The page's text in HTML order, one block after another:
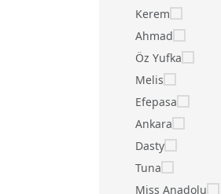
Kerem
Ahmad
Öz Yufka
Melis
Efepasa
Ankara
Dasty
Tuna
Miss Anadolu